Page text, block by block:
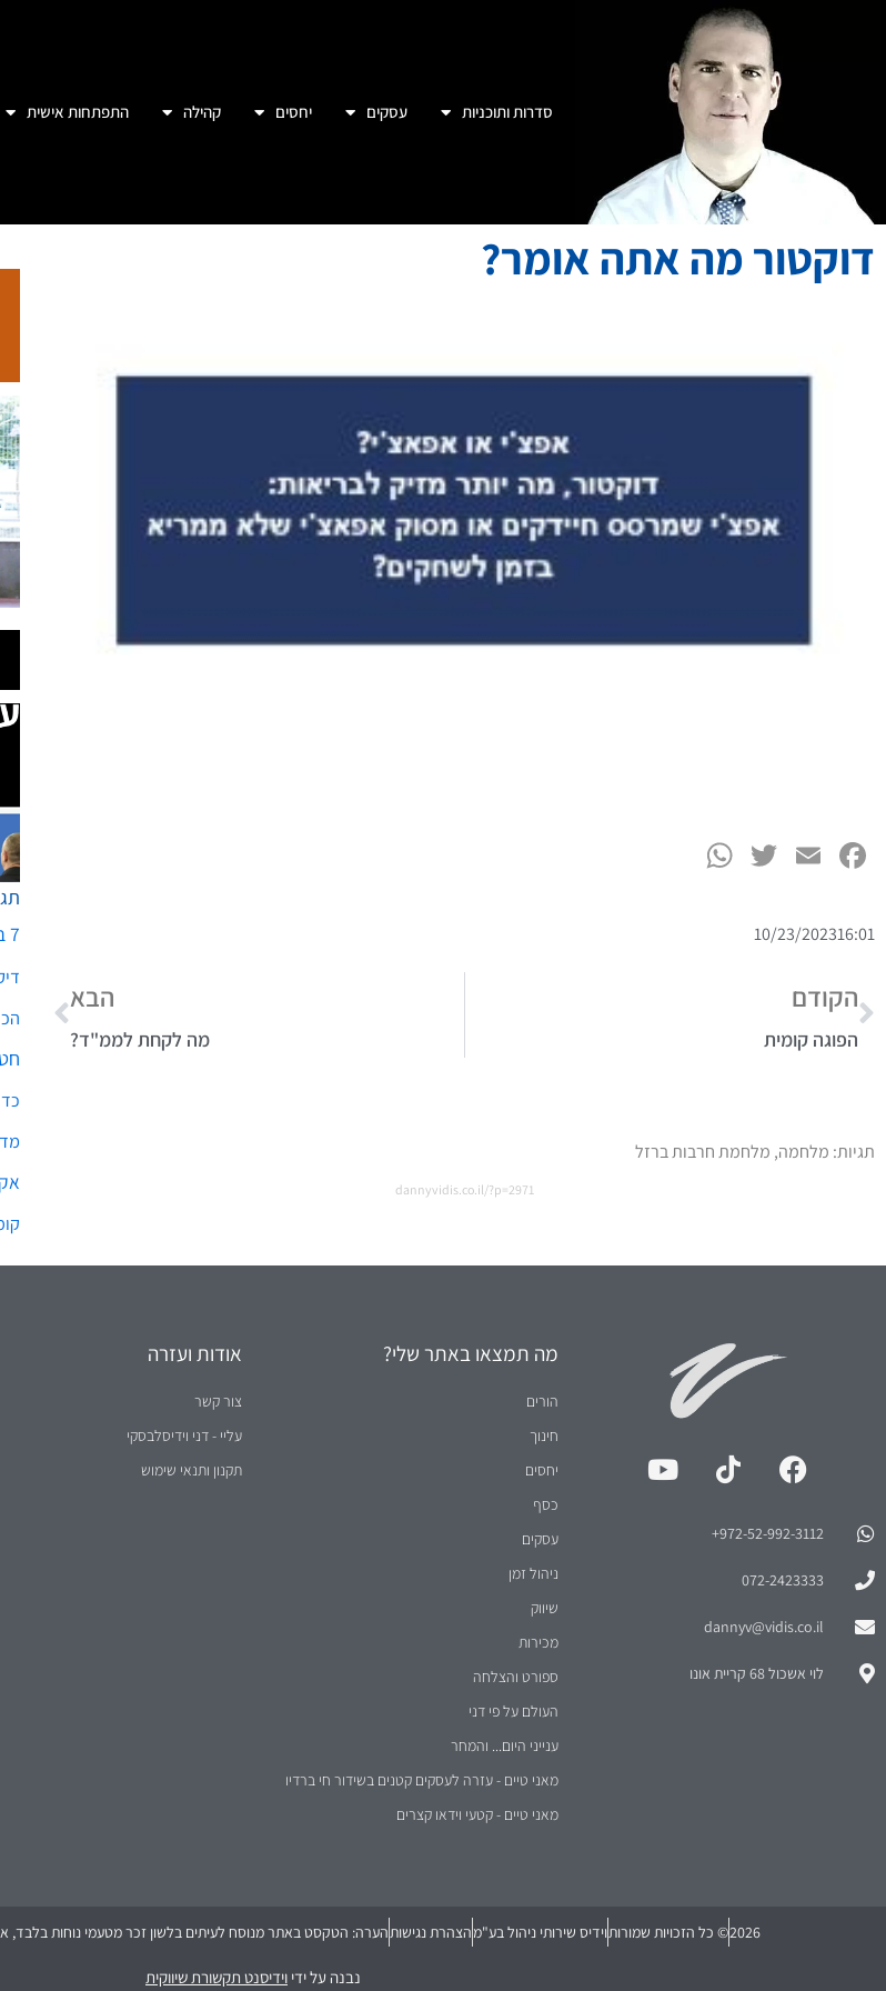
סדרות ותוכניות עסקים יחסים קהילה התפתחות אישית
דוקטור מה אתה אומר?
Facebook
Email
Twitter
16:01
10/23/2023
הקודם
הפוגה קומית
הבא
מה לקחת לממ"ד?
תגיות: מלחמה, מלחמת חרבות ברזל
dannyvidis.co.il/?p=2971
7 באוקטובר
972-52-992-3112⁩+
072-2423333
dannyv@vidis.co.il
לוי אשכול 68 קריית אונו
מה תמצאו באתר שלי?
הורים
חינוך
יחסים
כסף
עסקים
ניהול זמן
שיווק
מכירות
ספורט והצלחה
העולם על פי דני
ענייני היום... והמחר
מאני טיים - עזרה לעסקים קטנים בשידור חי ברדיו
מאני טיים - קטעי וידאו קצרים
אודות ועזרה
צור קשר
עליי - דני וידיסלבסקי
תקנון ותנאי שימוש
2026© כל הזכויות שמורותוידיס שירותי ניהול בע"מהצהרת נגישותהערה: הטקסט באתר מנוסח לעיתים בלשון זכר מטעמי נוחות בלבד,
נבנה על ידי וידיסנט תקשורת שיווקית